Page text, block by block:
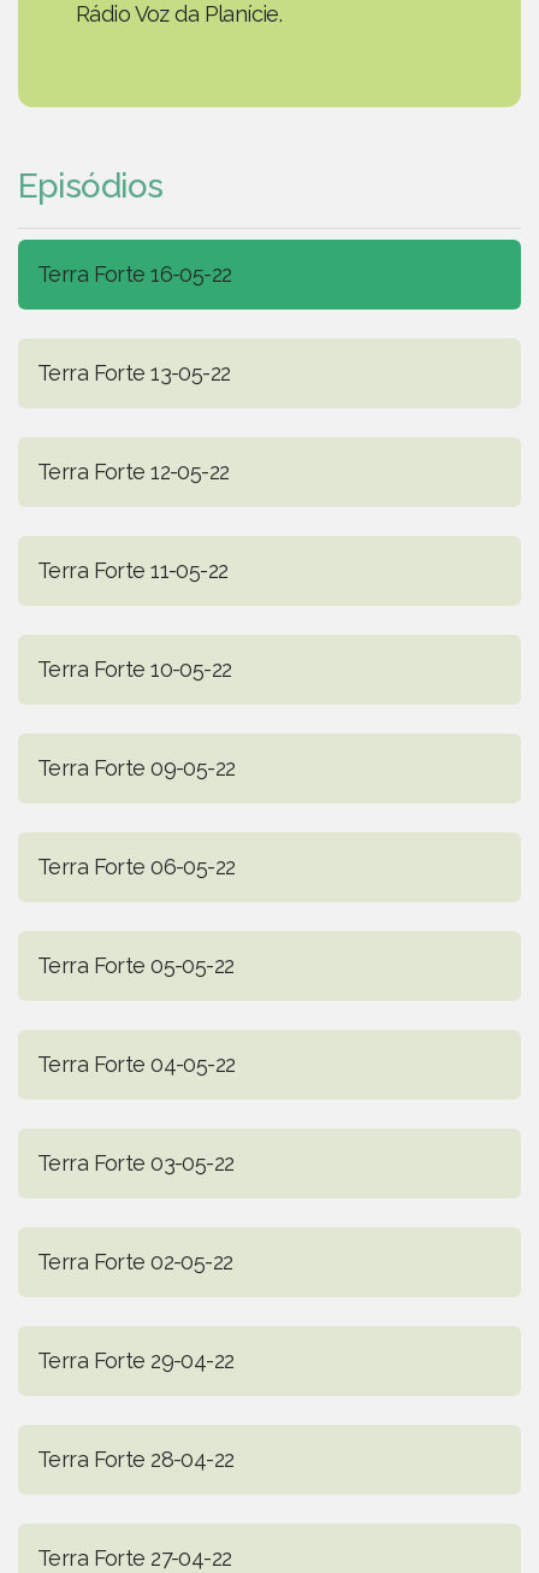
Rádio Voz da Planície.
Episódios
Terra Forte 16-05-22
Terra Forte 13-05-22
Terra Forte 12-05-22
Terra Forte 11-05-22
Terra Forte 10-05-22
Terra Forte 09-05-22
Terra Forte 06-05-22
Terra Forte 05-05-22
Terra Forte 04-05-22
Terra Forte 03-05-22
Terra Forte 02-05-22
Terra Forte 29-04-22
Terra Forte 28-04-22
Terra Forte 27-04-22